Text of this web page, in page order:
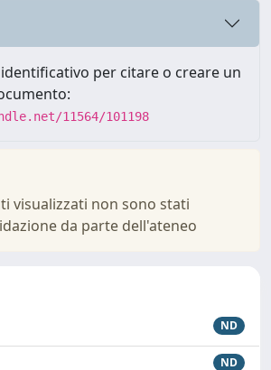
per citare o creare un
11564/101198
visualizzati non sono stati
da parte dell'ateneo
ND
ND